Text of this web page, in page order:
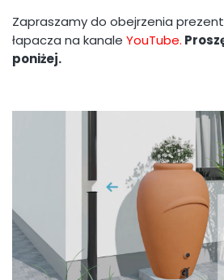
Zapraszamy do obejrzenia
łapacza na kanale YouTube.
poniżej.